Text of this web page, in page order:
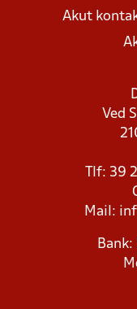
Akut
Ved
Tlf: 39
Mail: